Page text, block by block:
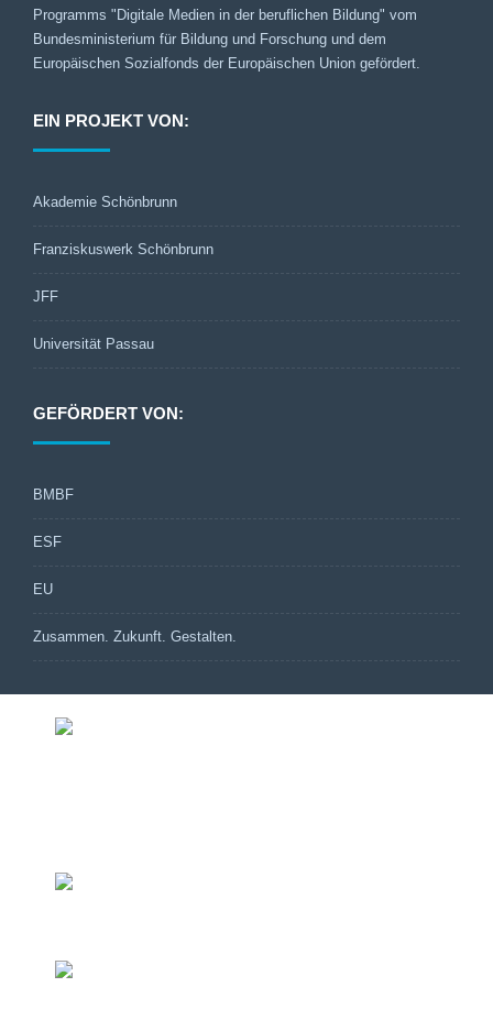
Programms "Digitale Medien in der beruflichen Bildung" vom
Bundesministerium für Bildung und Forschung und dem
Europäischen Sozialfonds der Europäischen Union gefördert.
EIN PROJEKT VON:
Akademie Schönbrunn
Franziskuswerk Schönbrunn
JFF
Universität Passau
GEFÖRDERT VON:
BMBF
ESF
EU
Zusammen. Zukunft. Gestalten.